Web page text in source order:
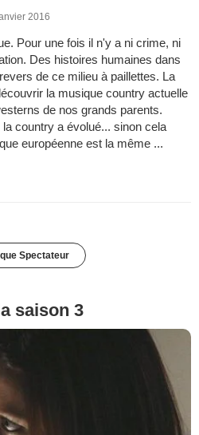
2016
Pour une fois il n'y a ni crime, ni
Des histoires humaines dans
de ce milieu à paillettes. La
la musique country actuelle
de nos grands parents.
country a évolué... sinon cela
européenne est la même ...
Spectateur
saison 3